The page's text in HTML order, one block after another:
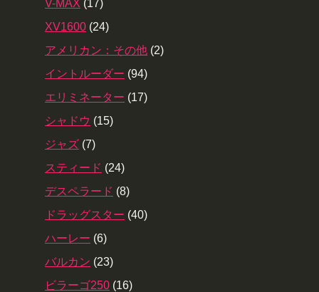
V-MAX (17)
XV1600 (24)
アメリカン：その他 (2)
イントルーダー (94)
エリミネーター (17)
シャドウ (15)
ジャズ (7)
スティード (24)
デスペラード (8)
ドラッグスター (40)
ハーレー (6)
バルカン (23)
ビラーゴ250 (16)